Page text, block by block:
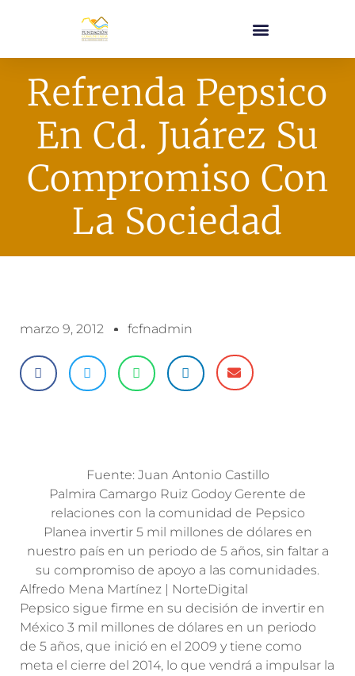
Refrenda Pepsico
En Cd. Juárez Su
Compromiso Con
La Sociedad
marzo 9, 2012 fcfnadmin
Fuente: Juan Antonio Castillo
Palmira Camargo Ruiz Godoy Gerente de
relaciones con la comunidad de Pepsico
Planea invertir 5 mil millones de dólares en
nuestro país en un periodo de 5 años, sin faltar a
su compromiso de apoyo a las comunidades.
Alfredo Mena Martínez | NorteDigital
Pepsico sigue firme en su decisión de invertir en
México 3 mil millones de dólares en un periodo
de 5 años, que inició en el 2009 y tiene como
meta el cierre del 2014, lo que vendrá a impulsar la